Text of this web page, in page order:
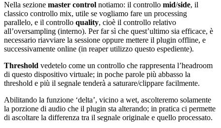
Nella sezione master control notiamo: il controllo mid/side, il
classico controllo mix, utile se vogliamo fare un processing
parallelo, e il controllo quality, cioè il controllo relativo
all’oversampling (interno). Per far sì che quest’ultimo sia efficace, è
necessario riavviare la sessione oppure mettere il plugin offline, e
successivamente online (in reaper utilizzo questo espediente).
Threshold vedetelo come un controllo che rappresenta l’headroom
di questo dispositivo virtuale; in poche parole più abbasso la
threshold e più il segnale tenderà a saturare/clippare facilmente.
Abilitando la funzione ‘delta’, vicino a wet, ascolteremo solamente
la porzione di audio che il plugin sta alterando; in pratica ci permette
di ascoltare la differenza tra il segnale originale e quello processato.